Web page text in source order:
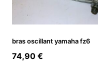
bras oscillant yamaha fz6
74,90 €